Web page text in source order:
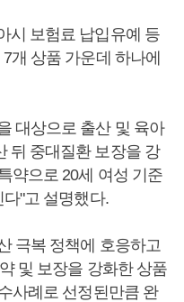
시 보험료 납입유예 등
개 상품 가운데 하나에
대상으로 출산 및 육아
뒤 중대질환 보장을 강
약으로 20세 여성 기준
"고 설명했다.
극복 정책에 호응하고
및 보장을 강화한 상품
사례로 선정된만큼 완